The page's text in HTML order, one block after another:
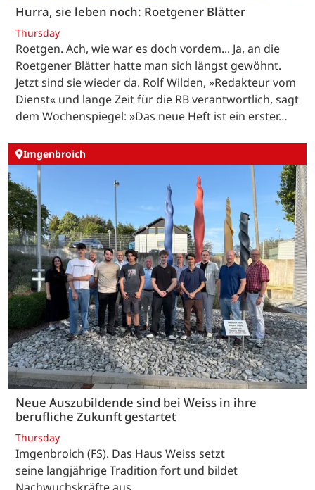
Hurra, sie leben noch: Roetgener Blätter
Thursday
Roetgen. Ach, wie war es doch vordem... Ja, an die
Roetgener Blätter hatte man sich längst gewöhnt.
Jetzt sind sie wieder da. Rolf Wilden, »Redakteur vom
Dienst« und lange Zeit für die RB verantwortlich, sagt
dem Wochenspiegel: »Das neue Heft ist ein erster…
Imgenbroich
Neue Auszubildende sind bei Weiss in ihre
berufliche Zukunft gestartet
Thursday
Imgenbroich (FS). Das Haus Weiss setzt
seine langjährige Tradition fort und bildet